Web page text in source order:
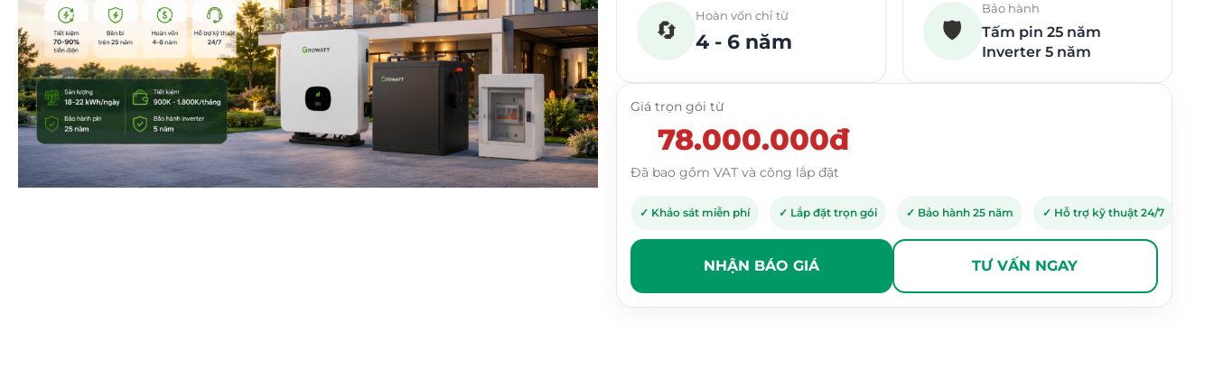
🔄
Hoàn vốn chỉ từ
4 - 6 năm 🛡️
Bảo hành
Tấm pin 25 năm
Inverter 5 năm
Giá trọn gói từ
78.000.000đ
Đã bao gồm VAT và công lắp đặt
✓ Khảo sát miễn phí ✓ Lắp đặt trọn gói ✓ Bảo hành 25 năm ✓ Hỗ trợ kỹ thuật 24/7
NHẬN BÁO GIÁ TƯ VẤN NGAY